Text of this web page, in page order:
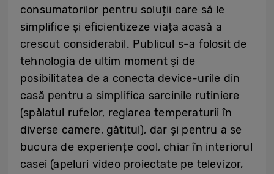
consumatorilor pentru soluții care să le
simplifice și eficientizeze viața acasă a
crescut considerabil. Publicul s-a folosit de
tehnologia de ultim moment și de
posibilitatea de a conecta device-urile din
casă pentru a simplifica sarcinile rutiniere
(spălatul rufelor, reglarea temperaturii în
diverse camere, gătitul), dar și pentru a se
bucura de experiențe cool, chiar în interiorul
casei (apeluri video proiectate pe televizor,